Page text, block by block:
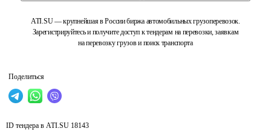
ATI.SU — крупнейшая в России биржа автомобильных грузоперевозок.
Зарегистрируйтесь и получите доступ к тендерам на перевозки, заявкам
на перевозку грузов и поиск транспорта
Поделиться
ID тендера в ATI.SU 18143